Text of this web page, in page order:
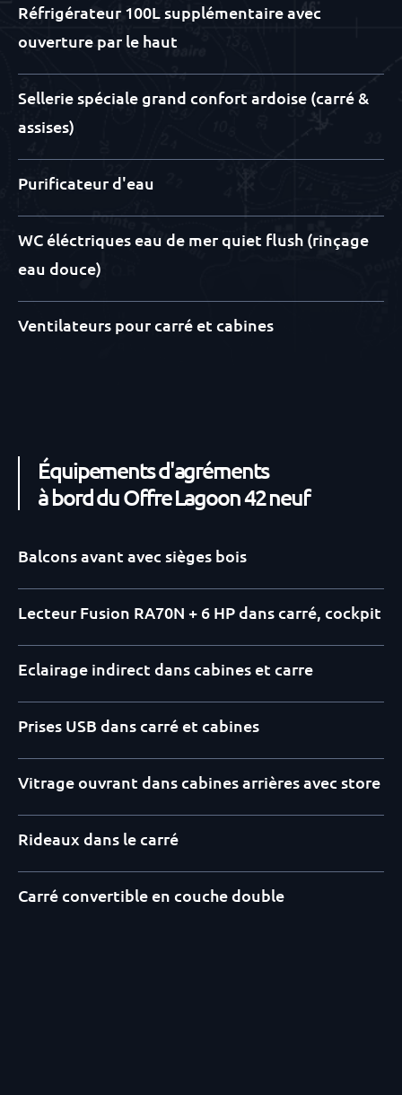
Réfrigérateur 100L supplémentaire avec
ouverture par le haut
Sellerie spéciale grand confort ardoise (carré &
assises)
Purificateur d'eau
WC éléctriques eau de mer quiet flush (rinçage
eau douce)
Ventilateurs pour carré et cabines
Équipements d'agréments
à bord du Offre Lagoon 42 neuf
Balcons avant avec sièges bois
Lecteur Fusion RA70N + 6 HP dans carré, cockpit
Eclairage indirect dans cabines et carre
Prises USB dans carré et cabines
Vitrage ouvrant dans cabines arrières avec store
Rideaux dans le carré
Carré convertible en couche double